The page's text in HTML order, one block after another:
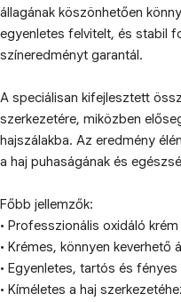
állagának köszönhetően
egyenletes felvitelt, és stabil
színeredményt garantál.
A speciálisan kifejlesztett
szerkezetére, miközben
hajszálakba. Az eredmény
a haj puhaságának és
Főbb jellemzők:
• Professzionális oxidáló
• Krémes, könnyen keverhető
• Egyenletes, tartós és
• Kíméletes a haj